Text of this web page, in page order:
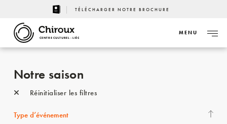
TÉLÉCHARGER NOTRE BROCHURE
CENTRE CULTUREL - LIÈGE
MENU
Notre saison
Réinitialiser les filtres
Type d’événement